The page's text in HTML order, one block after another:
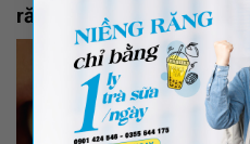
răng bằng cà chua